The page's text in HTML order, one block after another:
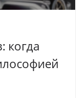
когда